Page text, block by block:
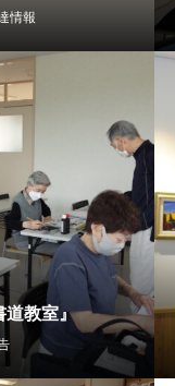
情報
道教室』